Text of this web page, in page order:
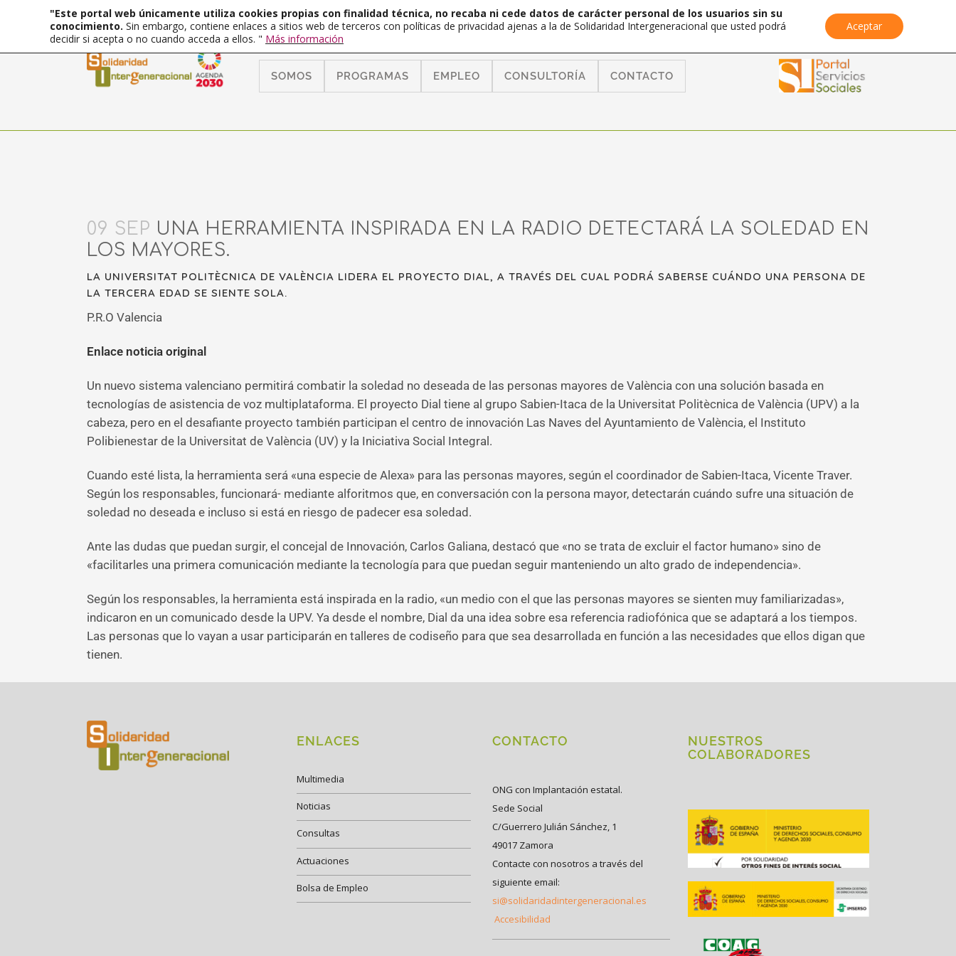
SOMOS PROGRAMAS EMPLEO CONSULTORÍA CONTACTO
09 SEP UNA HERRAMIENTA INSPIRADA EN LA RADIO DETECTARÁ LA SOLEDAD EN
LOS MAYORES.
LA UNIVERSITAT POLITÈCNICA DE VALÈNCIA LIDERA EL PROYECTO DIAL, A TRAVÉS DEL CUAL PODRÁ SABERSE CUÁNDO UNA PERSONA DE
LA TERCERA EDAD SE SIENTE SOLA.
P.R.O Valencia
Enlace noticia original
Un nuevo sistema valenciano permitirá combatir la soledad no deseada de las personas mayores de València con una solución basada en
tecnologías de asistencia de voz multiplataforma. El proyecto Dial tiene al grupo Sabien-Itaca de la Universitat Politècnica de València (UPV) a la
cabeza, pero en el desafiante proyecto también participan el centro de innovación Las Naves del Ayuntamiento de València, el Instituto
Polibienestar de la Universitat de València (UV) y la Iniciativa Social Integral.
Cuando esté lista, la herramienta será «una especie de Alexa» para las personas mayores, según el coordinador de Sabien-Itaca, Vicente Traver.
Según los responsables, funcionará- mediante alforitmos que, en conversación con la persona mayor, detectarán cuándo sufre una situación de
soledad no deseada e incluso si está en riesgo de padecer esa soledad.
Ante las dudas que puedan surgir, el concejal de Innovación, Carlos Galiana, destacó que «no se trata de excluir el factor humano» sino de
«facilitarles una primera comunicación mediante la tecnología para que puedan seguir manteniendo un alto grado de independencia».
Según los responsables, la herramienta está inspirada en la radio, «un medio con el que las personas mayores se sienten muy familiarizadas»,
indicaron en un comunicado desde la UPV. Ya desde el nombre, Dial da una idea sobre esa referencia radiofónica que se adaptará a los tiempos.
Las personas que lo vayan a usar participarán en talleres de codiseño para que sea desarrollada en función a las necesidades que ellos digan que
tienen.
ENLACES
Multimedia
Noticias
Consultas
Actuaciones
Bolsa de Empleo
CONTACTO
ONG con Implantación estatal.
Sede Social
C/Guerrero Julián Sánchez, 1
49017 Zamora
Contacte con nosotros a través del
siguiente email:
si@solidaridadintergeneracional.es
Accesibilidad
NUESTROS
COLABORADORES
"Este portal web únicamente utiliza cookies propias con finalidad técnica, no recaba ni cede datos de carácter personal de los usuarios sin su
conocimiento. Sin embargo, contiene enlaces a sitios web de terceros con políticas de privacidad ajenas a la de Solidaridad Intergeneracional que usted podrá
decidir si acepta o no cuando acceda a ellos. " Más información
Aceptar